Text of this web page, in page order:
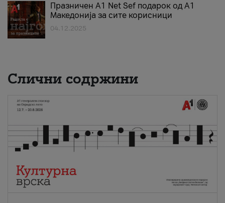
Празничен A1 Net Sеf подарок од А1
Македонија за сите корисници
04.12.2025
Слични содржини